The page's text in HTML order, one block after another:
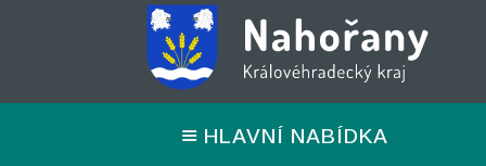
HLAVNÍ NABÍDKA